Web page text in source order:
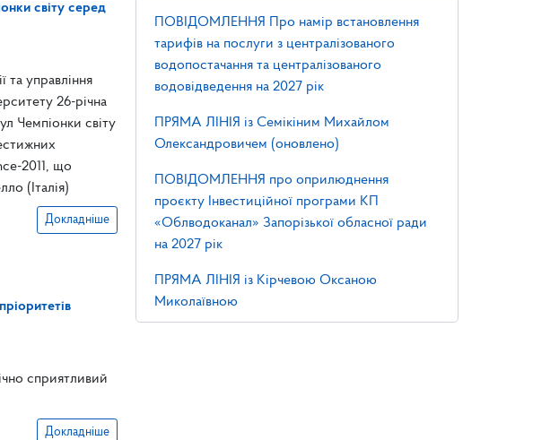
світу серед
та управління
26-річна
Чемпіонки світу
2011, що
(Італія)
Докладніше
сприятливий
Докладніше
ПОВІДОМЛЕННЯ Про намір встановлення
тарифів на послуги з централізованого
водопостачання та централізованого
водовідведення на 2027 рік
ПРЯМА ЛІНІЯ із Семікіним Михайлом
Олександровичем (оновлено)
ПОВІДОМЛЕННЯ про оприлюднення
проєкту Інвестиційної програми КП
«Облводоканал» Запорізької обласної ради
на 2027 рік
ПРЯМА ЛІНІЯ із Кірчевою Оксаною
Миколаївною